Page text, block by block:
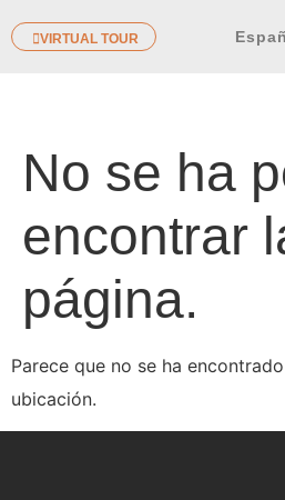
VIRTUAL TOUR
No se ha
encontrar
página.
Parece que no se ha
ubicación.